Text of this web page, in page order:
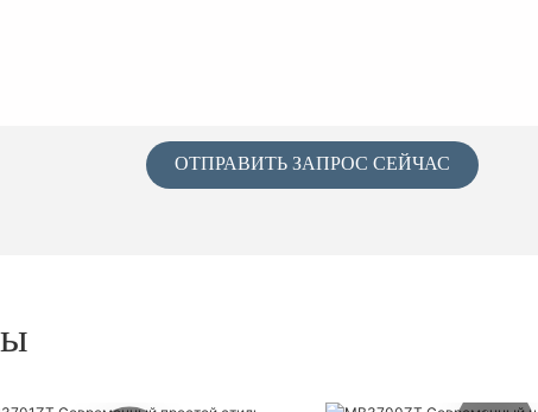
ОТПРАВИТЬ ЗАПРОС СЕЙЧАС